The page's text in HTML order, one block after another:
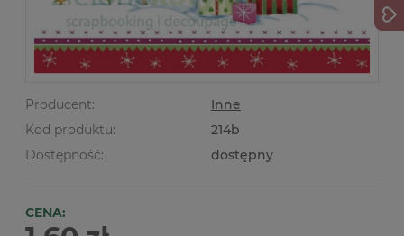
Producent:
Inne
Kod produktu:
214b
Dostępność:
dostępny
CENA: